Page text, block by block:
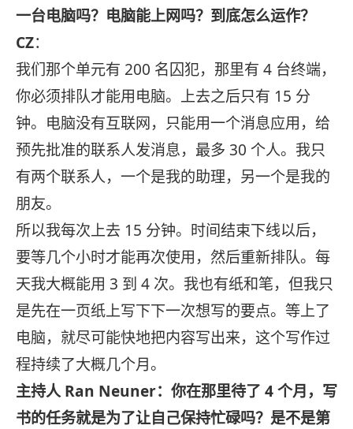
一台电脑吗？电脑能上网吗？到底怎么运作？
CZ：
我们那个单元有 200 名囚犯，那里有 4 台终端，
你必须排队才能用电脑。上去之后只有 15 分
钟。电脑没有互联网，只能用一个消息应用，给
预先批准的联系人发消息，最多 30 个人。我只
有两个联系人，一个是我的助理，另一个是我的
朋友。
所以我每次上去 15 分钟。时间结束下线以后，
要等几个小时才能再次使用，然后重新排队。每
天我大概能用 3 到 4 次。我也有纸和笔，但我只
是先在一页纸上写下下一次想写的要点。等上了
电脑，就尽可能快地把内容写出来，这个写作过
程持续了大概几个月。
主持人 Ran Neuner：你在那里待了 4 个月，写
书的任务就是为了让自己保持忙碌吗？是不是第